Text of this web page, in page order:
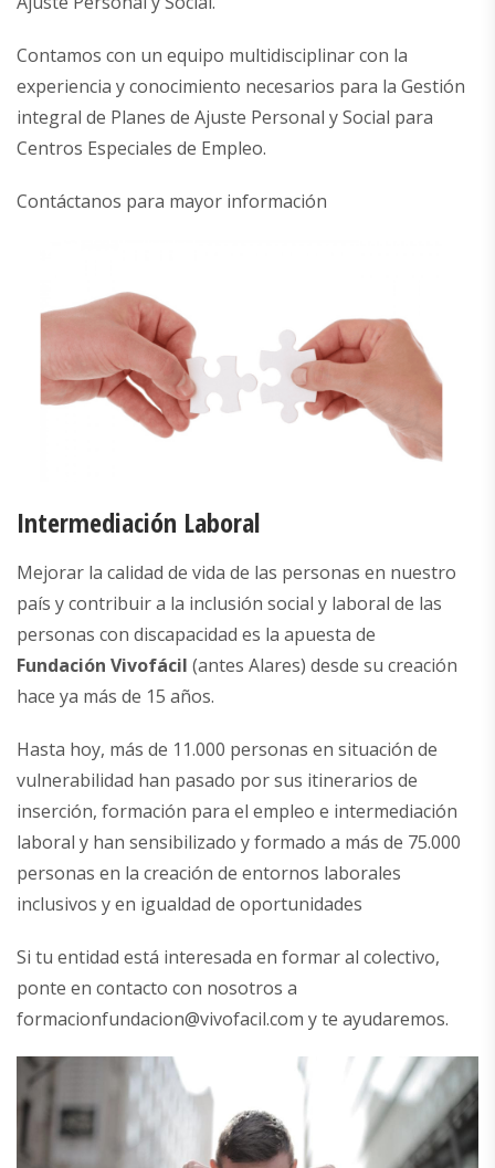
Contamos con un equipo multidisciplinar con la
experiencia y conocimiento necesarios para la Gestión
integral de Planes de Ajuste Personal y Social para
Centros Especiales de Empleo.
Contáctanos para mayor información
Intermediación Laboral
Mejorar la calidad de vida de las personas en nuestro
país y contribuir a la inclusión social y laboral de las
personas con discapacidad es la apuesta de
Fundación Vivofácil (antes Alares) desde su creación
hace ya más de 15 años.
Hasta hoy, más de 11.000 personas en situación de
vulnerabilidad han pasado por sus itinerarios de
inserción, formación para el empleo e intermediación
laboral y han sensibilizado y formado a más de 75.000
personas en la creación de entornos laborales
inclusivos y en igualdad de oportunidades
Si tu entidad está interesada en formar al colectivo,
ponte en contacto con nosotros a
formacionfundacion@vivofacil.com y te ayudaremos.